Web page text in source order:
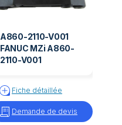
A860-2110-V001
FANUC MZi A860-
2110-V001
Fiche détaillée
Demande de devis